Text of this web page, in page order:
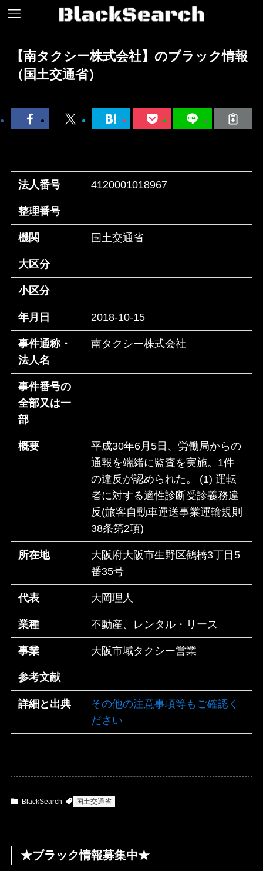
【南タクシー株式会社】のブラック情報
（国土交通省）
法人番号 4120001018967
整理番号
機関 国土交通省
大区分
小区分
年月日 2018-10-15
事件通称・
法人名
南タクシー株式会社
事件番号の
全部又は一
部
概要
平成30年6月5日、労働局からの
通報を端緒に監査を実施。1件
の違反が認められた。 (1) 運転
者に対する適性診断受診義務違
反(旅客自動車運送事業運輸規則
38条第2項)
所在地
大阪府大阪市生野区鶴橋3丁目5
番35号
代表 大岡理人
業種 不動産、レンタル・リース
事業 大阪市域タクシー営業
参考文献
詳細と出典
その他の注意事項等もご確認く
ださい
BlackSearch 国土交通省
★ブラック情報募集中★